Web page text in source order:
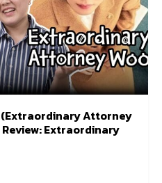
(Extraordinary Attorney
Extraordinary